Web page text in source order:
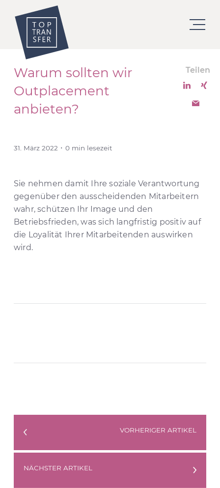
Teilen
Warum sollten wir
Outplacement
anbieten?
31. März 2022 ･ 0 min lesezeit
Sie nehmen damit Ihre soziale Verantwortung
gegenüber den ausscheidenden Mitarbeitern
wahr, schützen Ihr Image und den
Betriebsfrieden, was sich langfristig positiv auf
die Loyalität Ihrer Mitarbeitenden auswirken
wird.
VORHERIGER ARTIKEL
NÄCHSTER ARTIKEL